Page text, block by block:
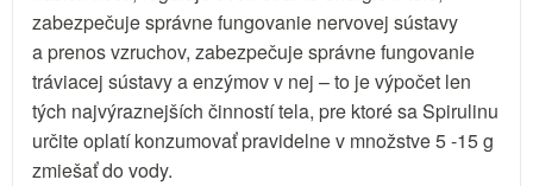
zabezpečuje správne fungovanie nervovej sústavy
a prenos vzruchov, zabezpečuje správne fungovanie
tráviacej sústavy a enzýmov v nej – to je výpočet len
tých najvýraznejších činností tela, pre ktoré sa Spirulinu
určite oplatí konzumovať pravidelne v množstve 5 -15 g
zmiešať do vody.